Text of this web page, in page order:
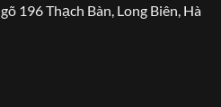
196 Thạch Bàn, Long Biên, Hà